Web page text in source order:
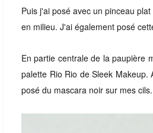
Puis j'ai posé avec un pinceau
en milieu. J'ai également posé
En partie centrale de la paupière
palette Rio Rio de Sleek
posé du mascara noir sur mes cils.